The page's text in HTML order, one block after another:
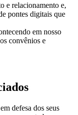
e relacionamento e,
pontes digitais que
em nosso
convênios e
defesa dos seus